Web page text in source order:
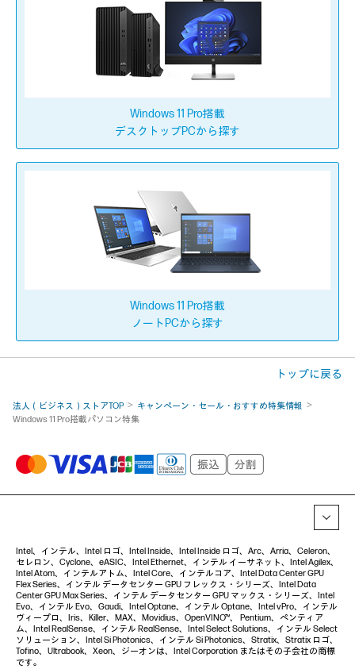
Windows 11 Pro搭載
デスクトップPCから探す
Windows 11 Pro搭載
ノートPCから探す
トップに戻る
法人（ビジネス）ストアTOP
キャンペーン・セール・おすすめ特集情報
Windows 11 Pro搭載パソコン特集
Intel、インテル、Intel ロゴ、Intel Inside、Intel Inside ロゴ、Arc、Arria、Celeron、
セレロン、Cyclone、eASIC、Intel Ethernet、インテル イーサネット、Intel Agilex、
Intel Atom、インテルアトム、Intel Core、インテルコア、Intel Data Center GPU
Flex Series、インテル データセンター GPU フレックス・シリーズ、Intel Data
Center GPU Max Series、インテル データセンター GPU マックス・シリーズ、Intel
Evo、インテル Evo、Gaudi、Intel Optane、インテル Optane、Intel vPro、インテル
ヴィープロ、Iris、Killer、MAX、Movidius、OpenVINO™、 Pentium、ペンティア
ム、Intel RealSense、インテル RealSense、Intel Select Solutions、インテル Select
ソリューション、Intel Si Photonics、インテル Si Photonics、Stratix、Stratix ロゴ、
Tofino、Ultrabook、Xeon、ジーオンは、Intel Corporation またはその子会社の商標
です。